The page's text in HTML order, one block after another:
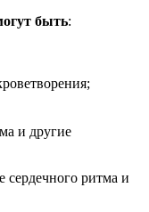
быть:
и другие
сердечного ритма и